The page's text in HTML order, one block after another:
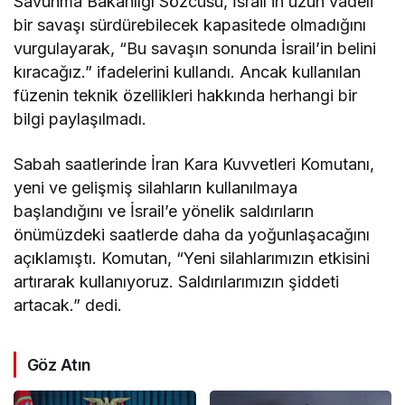
bir savaşı sürdürebilecek kapasitede olmadığını
vurgulayarak, “Bu savaşın sonunda İsrail’in belini
kıracağız.” ifadelerini kullandı. Ancak kullanılan
füzenin teknik özellikleri hakkında herhangi bir
bilgi paylaşılmadı.
Sabah saatlerinde İran Kara Kuvvetleri Komutanı,
yeni ve gelişmiş silahların kullanılmaya
başlandığını ve İsrail’e yönelik saldırıların
önümüzdeki saatlerde daha da yoğunlaşacağını
açıklamıştı. Komutan, “Yeni silahlarımızın etkisini
artırarak kullanıyoruz. Saldırılarımızın şiddeti
artacak.” dedi.
Göz Atın